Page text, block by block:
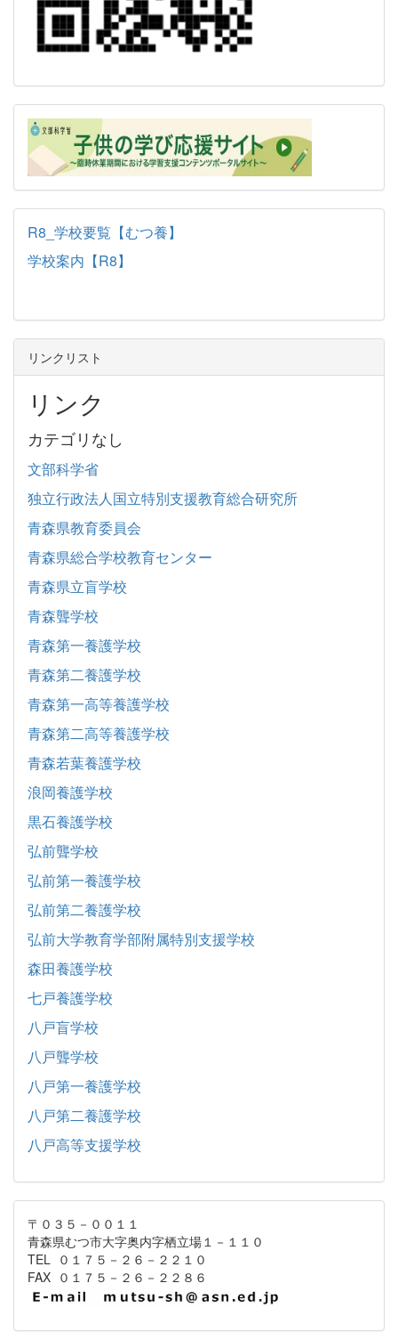
R8_学校要覧【むつ養】
学校案内【R8】
リンクリスト
リンク
カテゴリなし
文部科学省
独立行政法人国立特別支援教育総合研究所
青森県教育委員会
青森県総合学校教育センター
青森県立盲学校
青森聾学校
青森第一養護学校
青森第二養護学校
青森第一高等養護学校
青森第二高等養護学校
青森若葉養護学校
浪岡養護学校
黒石養護学校
弘前聾学校
弘前第一養護学校
弘前第二養護学校
弘前大学教育学部附属特別支援学校
森田養護学校
七戸養護学校
八戸盲学校
八戸聾学校
八戸第一養護学校
八戸第二養護学校
八戸高等支援学校
〒０３５－００１１
青森県むつ市大字奥内字栖立場１－１１０
TEL ０１７５－２６－２２１０
FAX ０１７５－２６－２２８６